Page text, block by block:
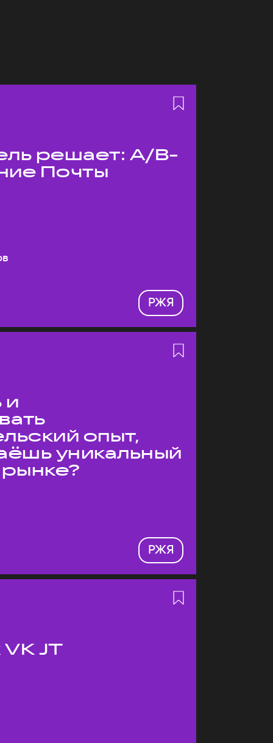
решает: A/B-
Почты
РЖЯ
и
опыт,
уникальный
РЖЯ
JT